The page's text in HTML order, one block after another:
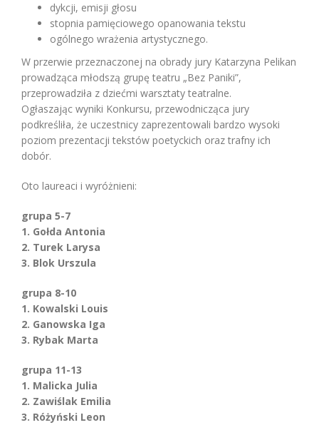
dykcji, emisji głosu
stopnia pamięciowego opanowania tekstu
ogólnego wrażenia artystycznego.
W przerwie przeznaczonej na obrady jury Katarzyna Pelikan
prowadząca młodszą grupę teatru „Bez Paniki”,
przeprowadziła z dziećmi warsztaty teatralne.
Ogłaszając wyniki Konkursu, przewodnicząca jury
podkreśliła, że uczestnicy zaprezentowali bardzo wysoki
poziom prezentacji tekstów poetyckich oraz trafny ich
dobór.
Oto laureaci i wyróżnieni:
grupa 5-7
1. Gołda Antonia
2. Turek Larysa
3. Blok Urszula
grupa 8-10
1. Kowalski Louis
2. Ganowska Iga
3. Rybak Marta
grupa 11-13
1. Malicka Julia
2. Zawiślak Emilia
3. Różyński Leon